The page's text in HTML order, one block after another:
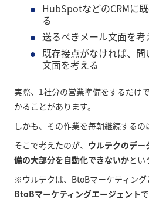
HubSpotなどのCRMに
る
送るべきメール文面を考
既存接点がなければ、
文面を考える
実際、1社分の営業準備をするだけ
かることがあります。
しかも、その作業を毎朝継続するの
そこで考えたのが、 ウルテクのデー
備の大部分を自動化できないかとい
※ウルテクは、BtoBマーケティング
BtoBマーケティングエージェント